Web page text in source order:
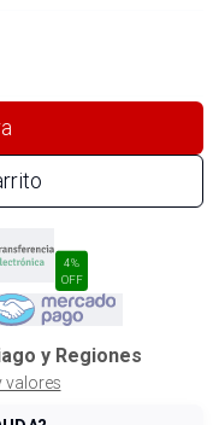
4%
OFF
y Regiones
valores